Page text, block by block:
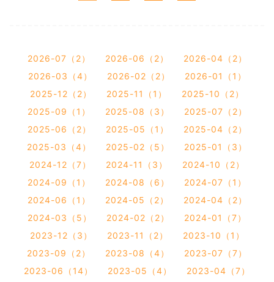
2026-07（2） 2026-06（2）
2026-04（2）
2026-03（4）
2026-02（2）
2026-01（1）
2025-12（2）
2025-11（1）
2025-10（2）
2025-09（1）
2025-08（3）
2025-07（2）
2025-06（2）
2025-05（1）
2025-04（2）
2025-03（4）
2025-02（5）
2025-01（3）
2024-12（7）
2024-11（3）
2024-10（2）
2024-09（1）
2024-08（6）
2024-07（1）
2024-06（1）
2024-05（2）
2024-04（2）
2024-03（5）
2024-02（2）
2024-01（7）
2023-12（3）
2023-11（2）
2023-10（1）
2023-09（2）
2023-08（4）
2023-07（7）
2023-06（14）
2023-05（4）
2023-04（7）